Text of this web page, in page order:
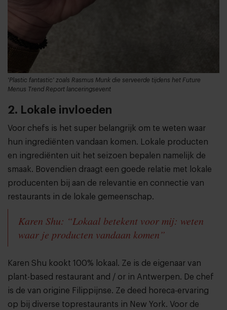
'Plastic fantastic' zoals Rasmus Munk die serveerde tijdens het Future
Menus Trend Report lanceringsevent
2. Lokale invloeden
Voor chefs is het super belangrijk om te weten waar
hun ingrediënten vandaan komen. Lokale producten
en ingrediënten uit het seizoen bepalen namelijk de
smaak. Bovendien draagt een goede relatie met lokale
producenten bij aan de relevantie en connectie van
restaurants in de lokale gemeenschap.
Karen Shu: “Lokaal betekent voor mij: weten
waar je producten vandaan komen”
Karen Shu kookt 100% lokaal. Ze is de eigenaar van
plant-based restaurant and / or in Antwerpen. De chef
is de van origine Filippijnse. Ze deed horeca-ervaring
op bij diverse toprestaurants in New York. Voor de